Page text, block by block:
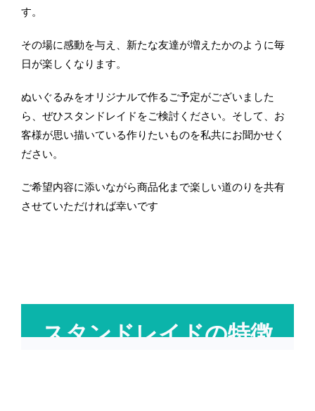
す。
その場に感動を与え、新たな友達が増えたかのように毎
日が楽しくなります。
ぬいぐるみをオリジナルで作るご予定がございました
ら、ぜひスタンドレイドをご検討ください。そして、お
客様が思い描いている作りたいものを私共にお聞かせく
ださい。
ご希望内容に添いながら商品化まで楽しい道のりを共有
させていただければ幸いです
スタンドレイドの特徴